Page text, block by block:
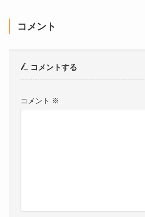
コメント
コメントする
コメント ※